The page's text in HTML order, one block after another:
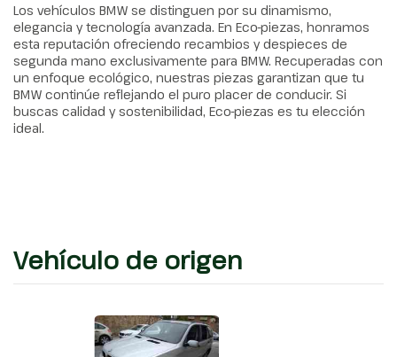
Los vehículos BMW se distinguen por su dinamismo,
elegancia y tecnología avanzada. En Eco-piezas, honramos
esta reputación ofreciendo recambios y despieces de
segunda mano exclusivamente para BMW. Recuperadas con
un enfoque ecológico, nuestras piezas garantizan que tu
BMW continúe reflejando el puro placer de conducir. Si
buscas calidad y sostenibilidad, Eco-piezas es tu elección
ideal.
Vehículo de origen